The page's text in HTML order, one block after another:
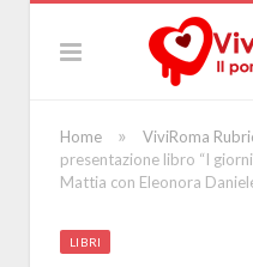
Home » ViviRoma
presentazione libro “I
Mattia con Eleonora
LIBRI